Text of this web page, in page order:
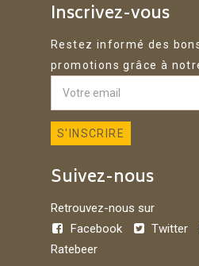
Inscrivez-vous
Restez informé des
promotions grâce à
Suivez-nous
Retrouvez-nous sur
Facebook
Twitter
Ratebeer